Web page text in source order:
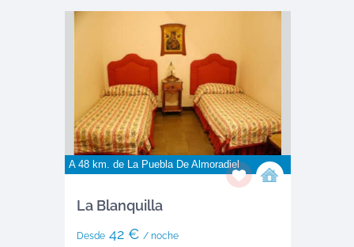
A 48 km. de La Puebla De Almoradiel
La Blanquilla
Desde42 € / noche